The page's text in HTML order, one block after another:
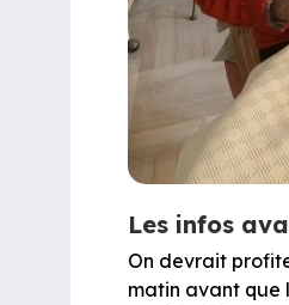
Les infos
On devrait
matin avant que